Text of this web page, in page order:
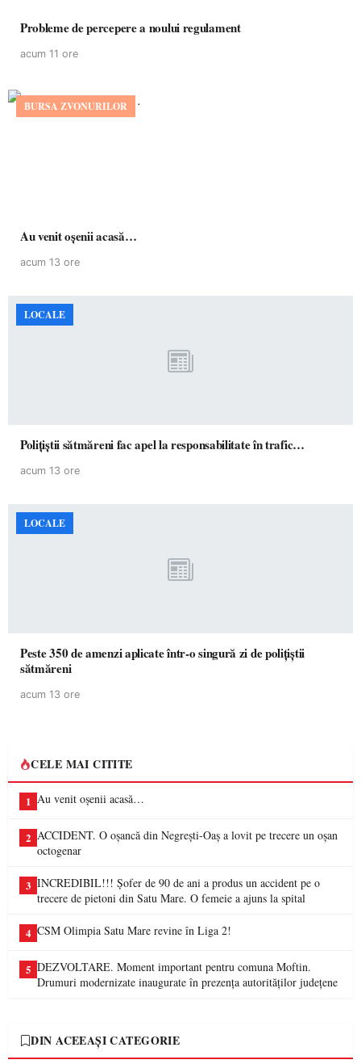
Probleme de percepere a noului regulament
acum 11 ore
BURSA ZVONURILOR
Au venit oșenii acasă…
acum 13 ore
LOCALE
Polițiștii sătmăreni fac apel la responsabilitate în trafic…
acum 13 ore
LOCALE
Peste 350 de amenzi aplicate într-o singură zi de polițiștii
sătmăreni
acum 13 ore
CELE MAI CITITE
1 Au venit oșenii acasă…
2 ACCIDENT. O oșancă din Negrești-Oaș a lovit pe trecere un oșan
octogenar
3 INCREDIBIL!!! Șofer de 90 de ani a produs un accident pe o
trecere de pietoni din Satu Mare. O femeie a ajuns la spital
4 CSM Olimpia Satu Mare revine în Liga 2!
5 DEZVOLTARE. Moment important pentru comuna Moftin.
Drumuri modernizate inaugurate în prezența autorităților județene
DIN ACEEAȘI CATEGORIE